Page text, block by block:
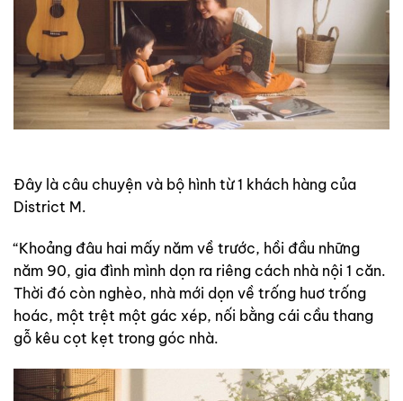
Đây là câu chuyện và bộ hình từ 1 khách hàng của
District M.
“Khoảng đâu hai mấy năm về trước, hồi đầu những
năm 90, gia đình mình dọn ra riêng cách nhà nội 1 căn.
Thời đó còn nghèo, nhà mới dọn về trống huơ trống
hoác, một trệt một gác xép, nối bằng cái cầu thang
gỗ kêu cọt kẹt trong góc nhà.